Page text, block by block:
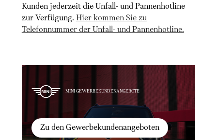
Kunden jederzeit die Unfall- und Pannenhotline
zur Verfügung. Hier kommen Sie zu
Telefonnummer der Unfall- und Pannenhotline.
MINI GEWERBEKUNDENANGEBOTE
Zu den Gewerbekundenangeboten